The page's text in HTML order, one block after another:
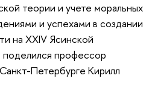
теории и учете моральных
и успехами в создании
на XXIV Ясинской
профессор
Петербурге Кирилл